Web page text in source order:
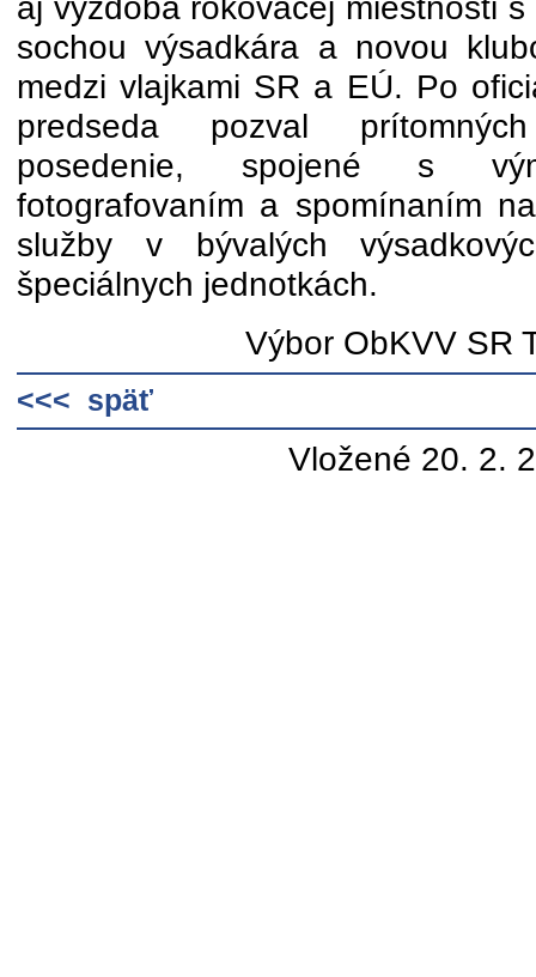
sochou výsadkára a novou
medzi vlajkami SR a EÚ. Po
predseda pozval
posedenie, spojené s
fotografovaním a spomínaním
služby v bývalých
špeciálnych jednotkách.
Výbor ObKVV SR
<<< späť
Vložené 20. 2.